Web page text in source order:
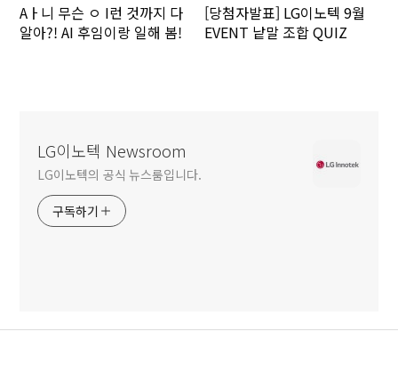
Aㅏ니 무슨 ㅇ I런 것까지 다
알아?! AI 후임이랑 일해 봄!
[당첨자발표] LG이노텍 9월
EVENT 낱말 조합 QUIZ
LG이노텍 Newsroom
LG이노텍의 공식 뉴스룸입니다.
구독하기